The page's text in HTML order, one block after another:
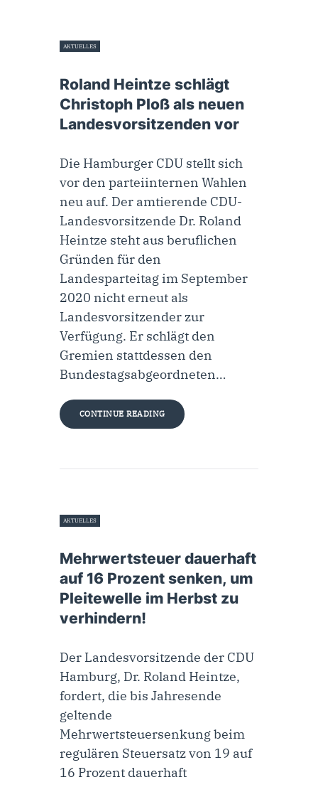
AKTUELLES
Roland Heintze schlägt
Christoph Ploß als neuen
Landesvorsitzenden vor
Die Hamburger CDU stellt sich
vor den parteiinternen Wahlen
neu auf. Der amtierende CDU-
Landesvorsitzende Dr. Roland
Heintze steht aus beruflichen
Gründen für den
Landesparteitag im September
2020 nicht erneut als
Landesvorsitzender zur
Verfügung. Er schlägt den
Gremien stattdessen den
Bundestagsabgeordneten…
CONTINUE READING
AKTUELLES
Mehrwertsteuer dauerhaft
auf 16 Prozent senken, um
Pleitewelle im Herbst zu
verhindern!
Der Landesvorsitzende der CDU
Hamburg, Dr. Roland Heintze,
fordert, die bis Jahresende
geltende
Mehrwertsteuersenkung beim
regulären Steuersatz von 19 auf
16 Prozent dauerhaft